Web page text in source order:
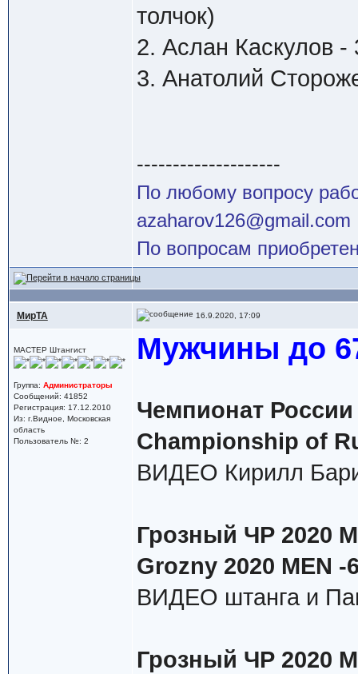
толчок)
2. Аслан Каскулов -
3. Анатолий
--------------------
По любому вопросу
azaharov126@gmail.com
По вопросам
МирТА 16.9.2020, 17:09
МАСТЕР Штангист
Группа: Администраторы
Сообщений: 41852
Регистрация: 17.12.2010
Из: г.Видное, Московская
область
Пользователь №: 2
Мужчины до
Чемпионат
Championship of
ВИДЕО Кирилл
Грозный ЧР 2020
Grozny 2020 MEN -
ВИДЕО штанга и
Грозный ЧР 2020